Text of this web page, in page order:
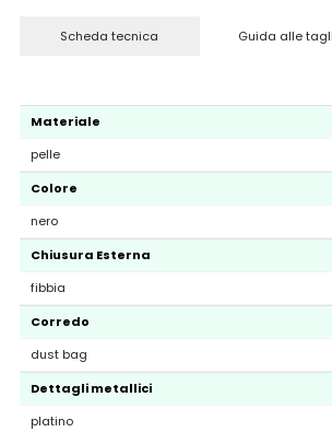
Scheda tecnica Guida alle
Materiale
pelle
Colore
nero
Chiusura Esterna
fibbia
Corredo
dust bag
Dettagli metallici
platino